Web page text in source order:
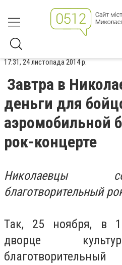
17:31, 24 листопада 2014 р.
Завтра в
деньги для
аэромобильной
рок-концерте
Николаевцы
благотворительный
Так, 25 ноября, в
дворце